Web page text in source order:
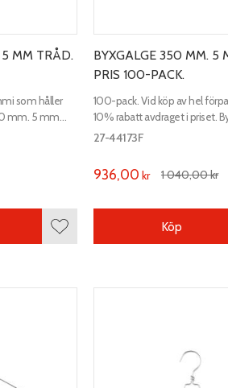
MM TRÅD.
som håller
mm. 5 mm
Lägg till i favoriter
BYXGALGE 350 MM. 5
PRIS 100-PACK.
100-pack. Vid köp av hel
10% rabatt avdraget i priset.
nonslipgummi som håller
27-44173F
936,00 kr 1 040,00kr
Köp